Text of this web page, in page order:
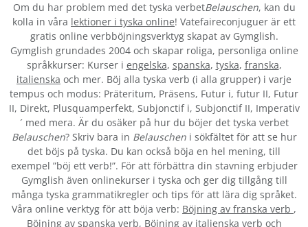
Om du har problem med det tyska verbetBelauschen, kan du
kolla in våra lektioner i tyska online! Vatefaireconjuguer är ett
gratis online verbböjningsverktyg skapat av Gymglish.
Gymglish grundades 2004 och skapar roliga, personliga online
språkkurser: Kurser i engelska, spanska, tyska, franska,
italienska och mer. Böj alla tyska verb (i alla grupper) i varje
tempus och modus: Präteritum, Präsens, Futur i, futur II, Futur
II, Direkt, Plusquamperfekt, Subjonctif i, Subjonctif II, Imperativ
´ med mera. Är du osäker på hur du böjer det tyska verbet
Belauschen? Skriv bara in Belauscheni sökfältet för att se hur
det böjs på tyska. Du kan också böja en hel mening, till
exempel ”böj ett verb!”. För att förbättra din stavning erbjuder
Gymglish även onlinekurser i tyska och ger dig tillgång till
många tyska grammatikregler och tips för att lära dig språket.
Våra online verktyg för att böja verb: Böjning av franska verb ,
Böjning av spanska verb, Böjning av italienska verb och